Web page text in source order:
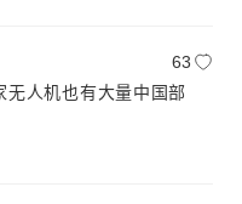
63
无人机也有大量中国部